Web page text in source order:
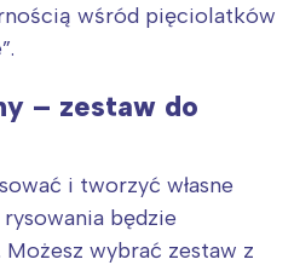
wśród pięciolatków
– zestaw do
i tworzyć własne
będzie
Możesz wybrać zestaw z